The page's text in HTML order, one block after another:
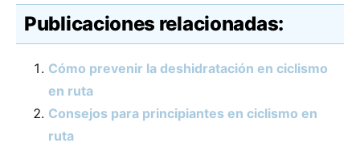
Publicaciones relacionadas:
Cómo prevenir la deshidratación en ciclismo
en ruta
Consejos para principiantes en ciclismo en
ruta